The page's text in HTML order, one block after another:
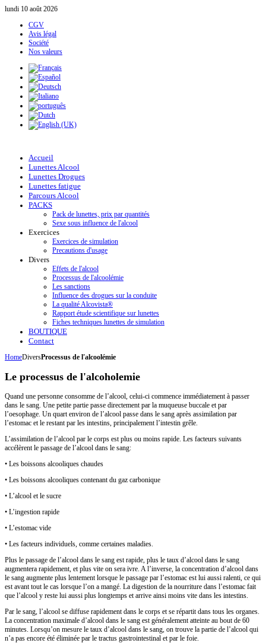
lundi 10 août 2026
CGV
Avis légal
Société
Nos valeurs
Accueil
Lunettes Alcool
Lunettes Drogues
Lunettes fatigue
Parcours Alcool
PACKS
Pack de lunettes, prix par quantités
Sexe sous influence de l'alcool
Exercices
Exercices de simulation
Precautions d'usage
Divers
Effets de l'alcool
Processus de l'alcoolémie
Les sanctions
Influence des drogues sur la conduite
La qualité Alcovista®
Rapport étude scientifique sur lunettes
Fiches techniques lunettes de simulation
BOUTIQUE
Contact
HomeDiversProcessus de l'alcoolémie
Le processus de l'alcoholemie
Quand une personne consomme de l’alcool, celui-ci commence immédiatement à passer
dans le sang. Une petite partie passe directement par la muqueuse buccale et par
l’oesophage. Un quart environ de l’alcool passe dans le sang après assimilation par
l’estomac et le restant par les intestins, principalement l’intestin grêle.
L’assimilation de l’alcool par le corps est plus ou moins rapide. Les facteurs suivants
accélèrent le passage de l’alcool dans le sang:
• Les boissons alcooliques chaudes
• Les boissons alcooliques contenant du gaz carbonique
• L’alcool et le sucre
• L’ingestion rapide
• L’estomac vide
• Les facteurs individuels, comme certaines maladies.
Plus le passage de l’alcool dans le sang est rapide, plus le taux d’alcool dans le sang
augmentera rapidement, et plus vite on sera ivre. A l’inverse, la concentration d’alcool dans
le sang augmente plus lentement lorsque le passage par l’estomac est lui aussi ralenti, ce qui
est avant tout le cas lorsque l’on a mangé. La digestion de la nourriture dans l’estomac fait
que l’alcool y reste lui aussi plus longtemps et arrive ainsi moins vite dans les intestins.
Par le sang, l’alcool se diffuse rapidement dans le corps et se répartit dans tous les organes.
La concentration maximale d’alcool dans le sang est généralement atteinte au bout de 60
minutes. Lorsqu’on mesure le taux d’alcool dans le sang, on trouve la partie de l’alcool qui
n’a pas encore été éliminée par le tractus gastrointestinal et par le foie.